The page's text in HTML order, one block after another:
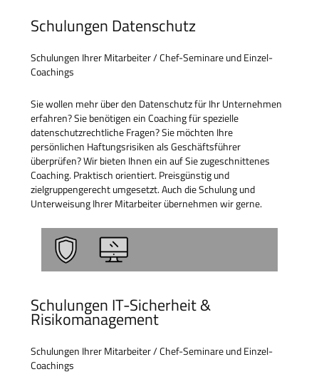
Schulungen Datenschutz
Schulungen Ihrer Mitarbeiter / Chef-Seminare und Einzel-
Coachings
Sie wollen mehr über den Datenschutz für Ihr Unternehmen
erfahren? Sie benötigen ein Coaching für spezielle
datenschutzrechtliche Fragen? Sie möchten Ihre
persönlichen Haftungsrisiken als Geschäftsführer
überprüfen? Wir bieten Ihnen ein auf Sie zugeschnittenes
Coaching. Praktisch orientiert. Preisgünstig und
zielgruppengerecht umgesetzt. Auch die Schulung und
Unterweisung Ihrer Mitarbeiter übernehmen wir gerne.
Schulungen IT-Sicherheit &
Risikomanagement
Schulungen Ihrer Mitarbeiter / Chef-Seminare und Einzel-
Coachings